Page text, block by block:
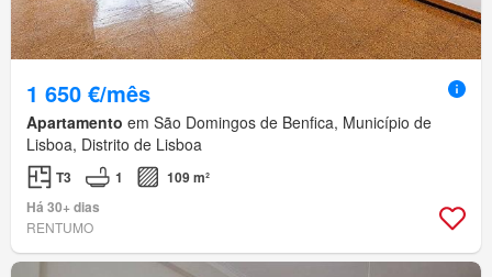
1 650 €/mês
Apartamento em São Domingos de Benfica, Município de
Lisboa, Distrito de Lisboa
T3 1
109 m²
Há 30+ dias
RENTUMO